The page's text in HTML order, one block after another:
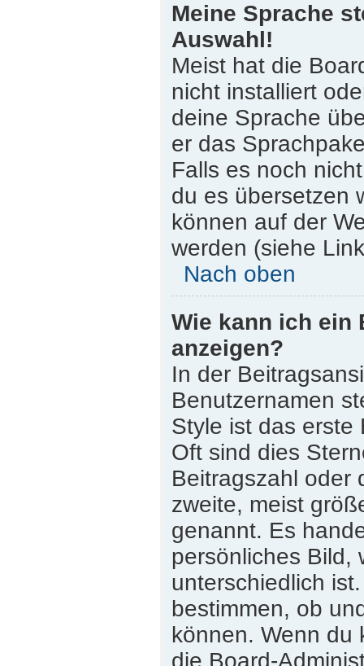
Meine Sprache
Auswahl!
Meist hat die
nicht installiert
deine Sprache
er das
Falls es noch
du es übersetzen
können auf der
werden (siehe
Nach oben
Wie kann ich ein
anzeigen?
In der
Benutzernamen
Style ist das erste
Oft sind dies
Beitragszahl oder
zweite, meist
genannt. Es
persönliches Bild,
unterschiedlich
bestimmen, ob
können. Wenn du
die Board-